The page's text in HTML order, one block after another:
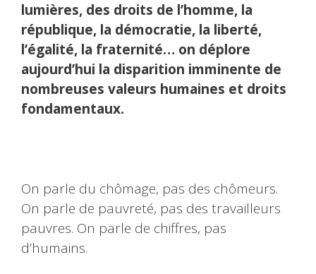
lumières, des droits de l’homme, la
république, la démocratie, la liberté,
l’égalité, la fraternité… on déplore
aujourd’hui la disparition imminente de
nombreuses valeurs humaines et droits
fondamentaux.
On parle du chômage, pas des chômeurs.
On parle de pauvreté, pas des travailleurs
pauvres. On parle de chiffres, pas
d’humains.